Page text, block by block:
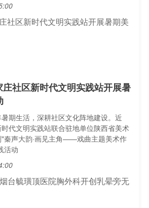
社区新时代文明实践站开展暑
期生活，深耕社区文化阵地建设。近
代文明实践站联合驻地单位陕西省美术
秦声大韵·画见主角——戏曲主题美术作
活动